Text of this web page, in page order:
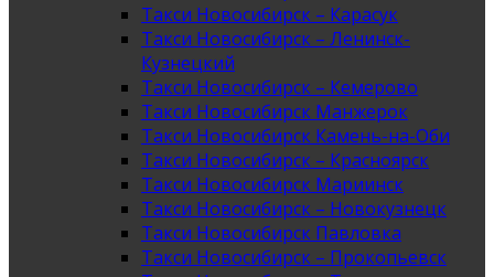
Такси Новосибирск – Карасук
Такси Новосибирск – Ленинск-
Кузнецкий
Такси Новосибирск – Кемерово
Такси Новосибирск Манжерок
Такси Новосибирск Камень-на-Оби
Такси Новосибирск – Красноярск
Такси Новосибирск Мариинск
Такси Новосибирск – Новокузнецк
Такси Новосибирск Павловка
Такси Новосибирск – Прокопьевск